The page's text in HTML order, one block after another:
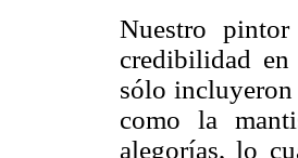
Nuestro
credibilidad
sólo
como la
alegorías, lo